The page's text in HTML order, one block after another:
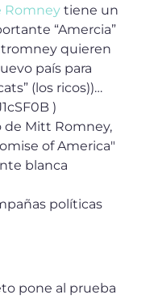
Romney tiene un
“Amercia”
quieren
país para
(los ricos))…
)
de Mitt Romney,
of America"
blanca
políticas
pone al prueba